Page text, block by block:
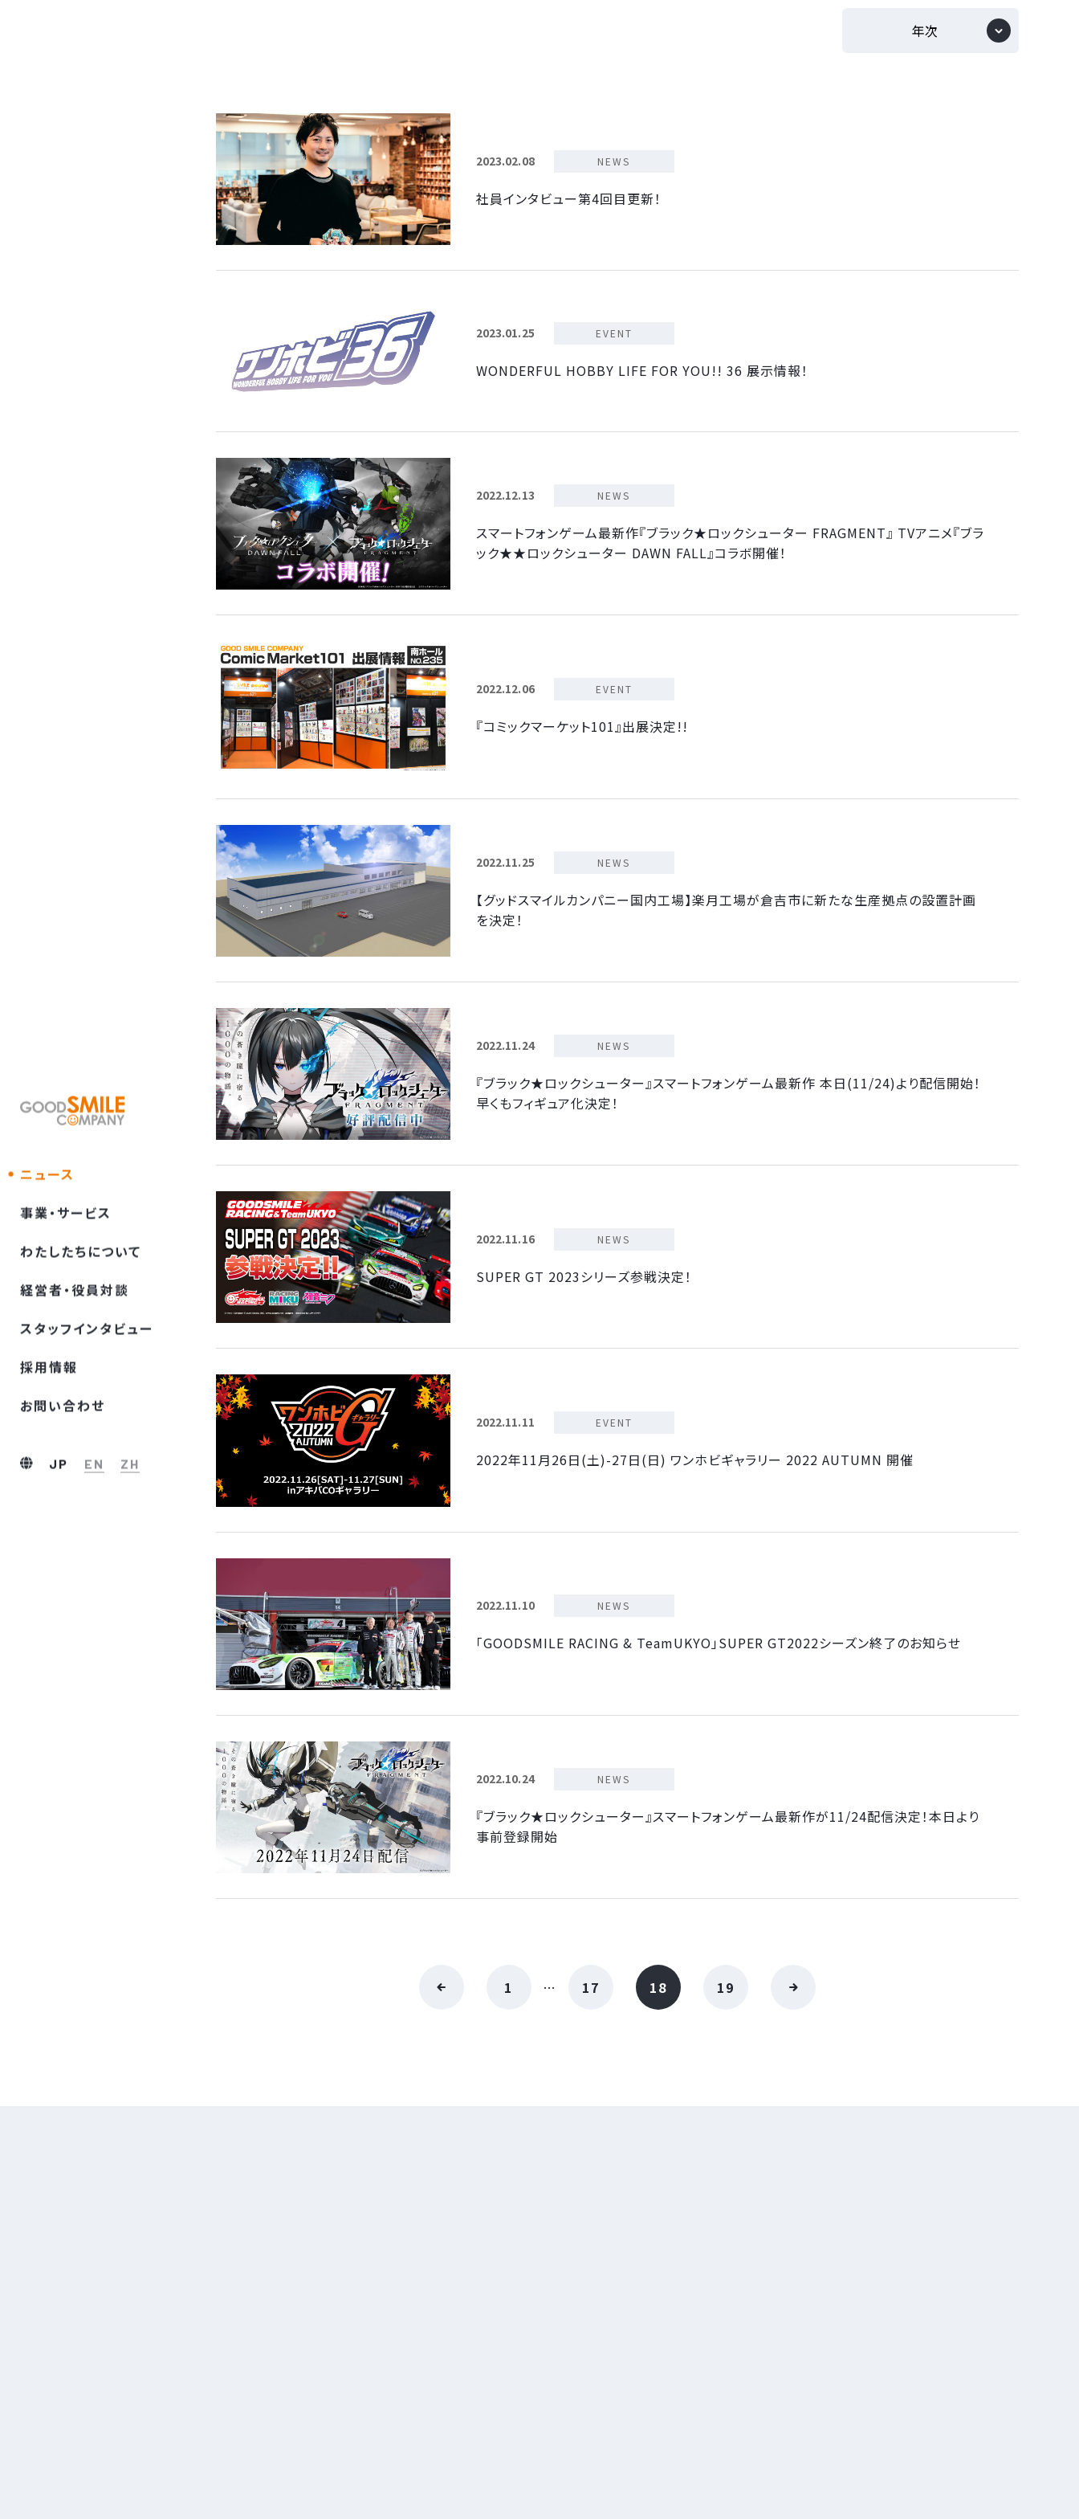
ニュース
事業・サービス
わたしたちについて
経営者・役員対談
スタッフインタビュー
採⽤情報
お問い合わせ
JP EN ZH
2023.02.08 NEWS
社員インタビュー第4回目更新！
2023.01.25 EVENT
WONDERFUL HOBBY LIFE FOR YOU!! 36 展示情報！
2022.12.13 NEWS
スマートフォンゲーム最新作『ブラック★ロックシューター FRAGMENT』 TVアニメ『ブラ
ック★★ロックシューター DAWN FALL』コラボ開催！
2022.12.06 EVENT
『コミックマーケット101』出展決定!!
2022.11.25 NEWS
【グッドスマイルカンパニー国内工場】楽月工場が倉吉市に新たな生産拠点の設置計画
を決定！
2022.11.24 NEWS
『ブラック★ロックシューター』スマートフォンゲーム最新作 本日(11/24)より配信開始！
早くもフィギュア化決定！
2022.11.16 NEWS
SUPER GT 2023シリーズ参戦決定！
2022.11.11 EVENT
2022年11月26日(土)-27日(日) ワンホビギャラリー 2022 AUTUMN 開催
2022.11.10 NEWS
「GOODSMILE RACING & TeamUKYO」SUPER GT2022シーズン終了のお知らせ
2022.10.24 NEWS
『ブラック★ロックシューター』スマートフォンゲーム最新作が11/24配信決定！本日より
事前登録開始
1 … 17 18 19